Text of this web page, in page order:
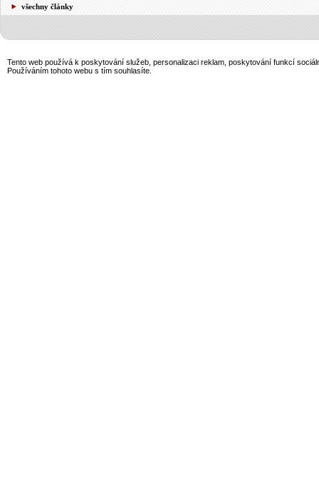
všechny články
Tento web používá k poskytování služeb, personalizaci reklam, poskytování funkcí
Používáním tohoto webu s tím souhlasíte.